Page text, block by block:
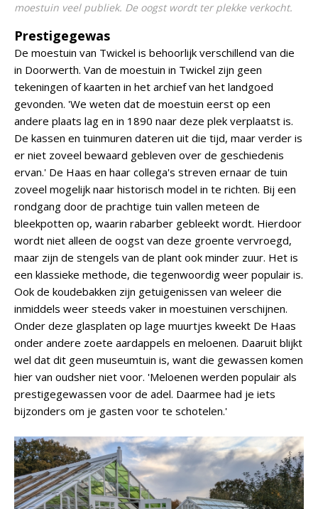
moestuin veel publiek. De oogst wordt ter plekke verkocht.
Prestigegewas
De moestuin van Twickel is behoorlijk verschillend van die
in Doorwerth. Van de moestuin in Twickel zijn geen
tekeningen of kaarten in het archief van het landgoed
gevonden. 'We weten dat de moestuin eerst op een
andere plaats lag en in 1890 naar deze plek verplaatst is.
De kassen en tuinmuren dateren uit die tijd, maar verder is
er niet zoveel bewaard gebleven over de geschiedenis
ervan.' De Haas en haar collega's streven ernaar de tuin
zoveel mogelijk naar historisch model in te richten. Bij een
rondgang door de prachtige tuin vallen meteen de
bleekpotten op, waarin rabarber gebleekt wordt. Hierdoor
wordt niet alleen de oogst van deze groente vervroegd,
maar zijn de stengels van de plant ook minder zuur. Het is
een klassieke methode, die tegenwoordig weer populair is.
Ook de koudebakken zijn getuigenissen van weleer die
inmiddels weer steeds vaker in moestuinen verschijnen.
Onder deze glasplaten op lage muurtjes kweekt De Haas
onder andere zoete aardappels en meloenen. Daaruit blijkt
wel dat dit geen museumtuin is, want die gewassen komen
hier van oudsher niet voor. 'Meloenen werden populair als
prestigegewassen voor de adel. Daarmee had je iets
bijzonders om je gasten voor te schotelen.'